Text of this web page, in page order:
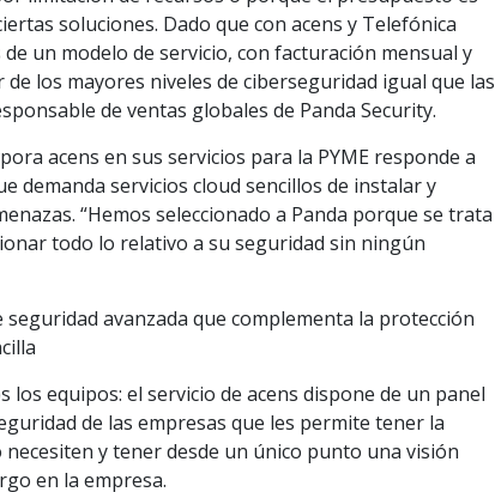
soluciones. Dado que con acens y Telefónica
un modelo de servicio, con facturación mensual y
los mayores niveles de ciberseguridad igual que las
de ventas globales de Panda Security.
acens en sus servicios para la PYME responde a
demanda servicios cloud sencillos de instalar y
“Hemos seleccionado a Panda porque se trata
todo lo relativo a su seguridad sin ningún
avanzada que complementa la protección
equipos: el servicio de acens dispone de un panel
de las empresas que les permite tener la
y tener desde un único punto una visión
en la empresa.